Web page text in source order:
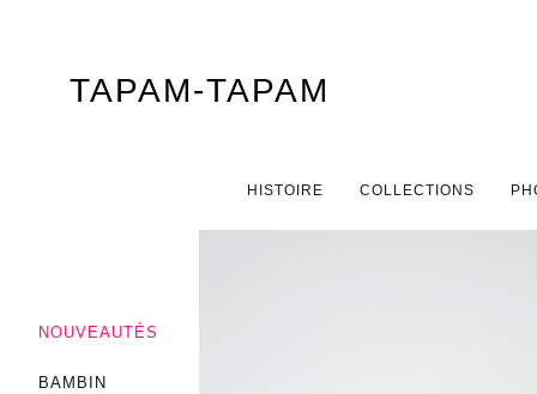
TAPAM-TAPAM
ALLER AU CONTENU PRINCIPAL
ALLER AU CONTENU SECONDAIRE
HISTOIRE COLLECTIONS
NOUVEAUTÉS
BAMBIN